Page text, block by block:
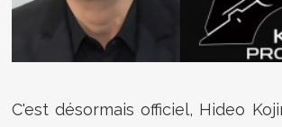
C'est désormais officiel, Hideo